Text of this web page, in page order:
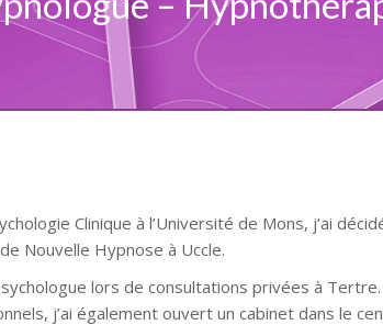
Clinique à l’Université de Mons, j’ai
Nouvelle Hypnose à Uccle.
lors de consultations privées à
j’ai également ouvert un cabinet dans le